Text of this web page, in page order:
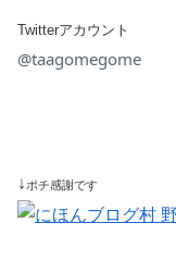
Twitterアカウント
@taagomegome
↓ ポチ感謝です